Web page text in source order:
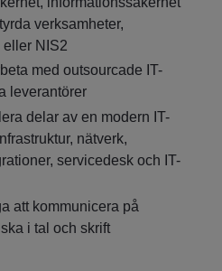
verksamheter,
NIS2
med outsourcade IT-
leverantörer
delar av en modern IT-
nätverk,
servicedesk och IT-
att kommunicera på
i tal och skrift